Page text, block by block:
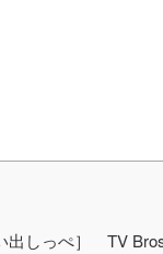
出しっぺ］ TV